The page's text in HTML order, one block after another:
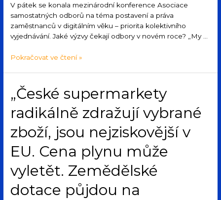
V pátek se konala mezinárodní konference Asociace
samostatných odborů na téma postavení a práva
zaměstnanců v digitálním věku – priorita kolektivního
vyjednávání. Jaké výzvy čekají odbory v novém roce? „My …
Pokračovat ve čtení »
„České supermarkety
radikálně zdražují vybrané
zboží, jsou nejziskovější v
EU. Cena plynu může
vyletět. Zemědělské
dotace půjdou na